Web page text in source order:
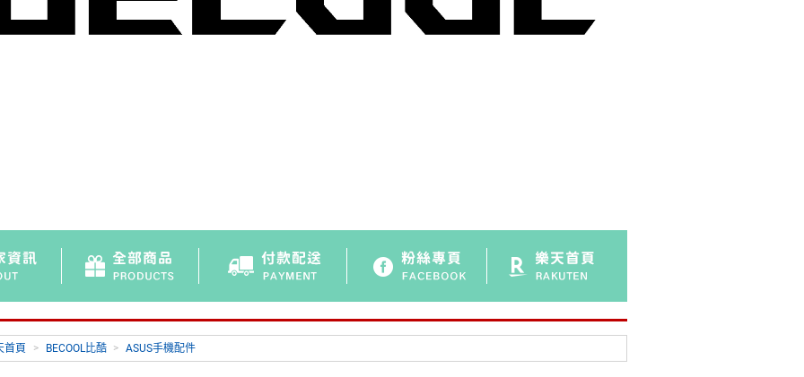
首頁 > BECOOL比酷 > ASUS手機配件